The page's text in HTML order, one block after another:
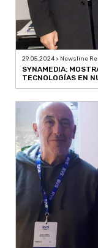
29.05.2024 > Newsline
SYNAMEDIA:
TECNOLOGÍAS EN